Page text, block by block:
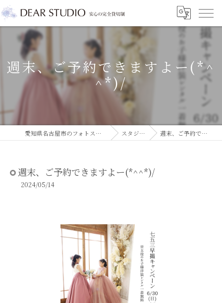
週末、ご予約できますよー(*^
^*)/
愛知県名古屋市のフォトスタジオならDEAR STUDIO スタジオコラム 週末、ご予約できますよー(*^^*)/
週末、ご予約できますよー(*^^*)/
2024/05/14